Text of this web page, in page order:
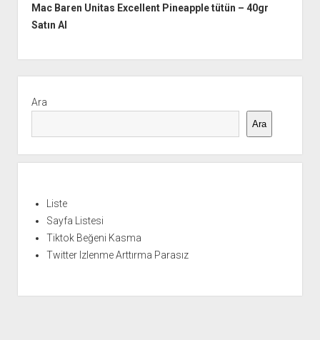
Mac Baren Unitas Excellent Pineapple tütün – 40gr
Satın Al
Menü
Ara
Ara
Liste
Sayfa Listesi
Tiktok Beğeni Kasma
Twitter Izlenme Arttırma Parasız